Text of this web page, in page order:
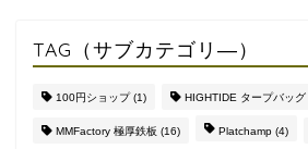
TAG（サブカテゴリ―）
100円ショップ(1) HIGHTIDE タープバッグ
MMFactory 極厚鉄板 (16) Platchamp (4)